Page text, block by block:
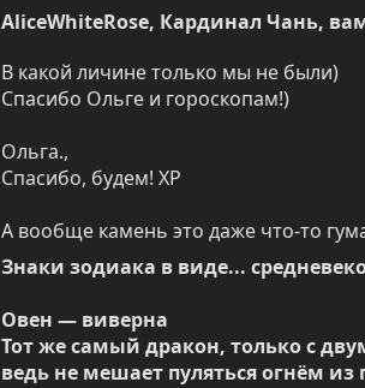
AliceWhiteRose, Кардинал Чань,
В какой личине только мы не были)
Спасибо Ольге и гороскопам!)
Ольга.,
Спасибо, будем! ХР
А вообще камень это даже что-то
Знаки зодиака в виде...
Овен — виверна
Тот же самый дракон, только с
ведь не мешает пуляться огнём из